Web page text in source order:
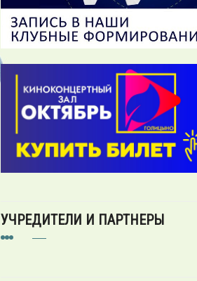
УЧРЕДИТЕЛИ И ПАРТНЕРЫ